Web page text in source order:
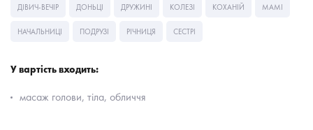
ДІВИЧ-ВЕЧІР ДОНЬЦІ ДРУЖИНІ КОЛЕЗІ КОХАНІЙ МАМІ
НАЧАЛЬНИЦІ ПОДРУЗІ РІЧНИЦЯ СЕСТРІ
У вартість входить:
масаж голови, тіла, обличчя